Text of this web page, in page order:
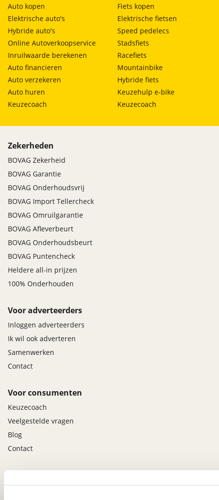
Auto kopen
Elektrische auto's
Hybride auto's
Online Autoverkoopservice
Inruilwaarde berekenen
Auto financieren
Auto verzekeren
Auto huren
Keuzecoach
Fiets kopen
Elektrische fietsen
Speed pedelecs
Stadsfiets
Racefiets
Mountainbike
Hybride fiets
Keuzehulp e-bike
Keuzecoach
Zekerheden
BOVAG Zekerheid
BOVAG Garantie
BOVAG Onderhoudsvrij
BOVAG Import Tellercheck
BOVAG Omruilgarantie
BOVAG Afleverbeurt
BOVAG Onderhoudsbeurt
BOVAG Puntencheck
Heldere all-in prijzen
100% Onderhouden
Voor adverteerders
Inloggen adverteerders
Ik wil ook adverteren
Samenwerken
Contact
Voor consumenten
Keuzecoach
Veelgestelde vragen
Blog
Contact